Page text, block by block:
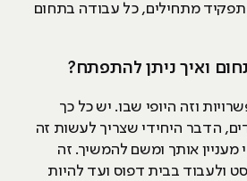
מתחילים, כל עבודה בתחום
ואיך ניתן להתפתח?
וזה היופי שבו. יש כל כך
הדבר היחידי שצריך לעשות זה
מעניין אותך ומשם להמשיך. זה
ולעבוד בבית דפוס ועד להיות